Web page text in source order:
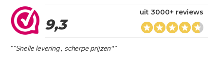
9,3
uit 3000+ reviews
““Snelle levering , scherpe prijzen"”